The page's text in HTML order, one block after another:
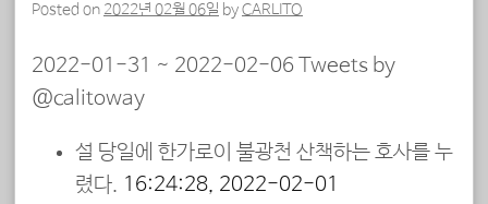
Posted on 2022년 02월 06일 byCARLITO
2022-01-31 ~ 2022-02-06 Tweets by
@calitoway
설 당일에 한가로이 불광천 산책하는 호사를 누
렸다. 16:24:28, 2022-02-01